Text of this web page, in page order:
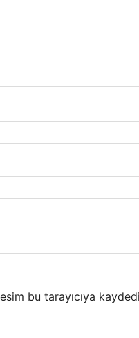
bu tarayıcıya